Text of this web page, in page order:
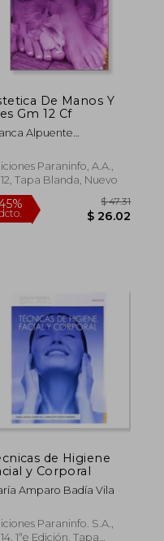
De Manos Y
Gm 12 Cf
Alpuente
Sánchez
Paraninfo, A.a.,
Tapa Blanda, Nuevo
dcto.
de Higiene
y Corporal
Amparo Badía Vila
Paraninfo. S.A.,
1ªe Edición, Tapa